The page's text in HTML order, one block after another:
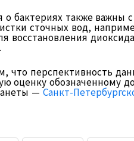
о бактериях также важны
сточных вод,
восстановления
что перспективность
оценку обозначенному
—Санкт-